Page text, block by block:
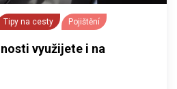
Tipy na cesty Pojištění
využijete i na